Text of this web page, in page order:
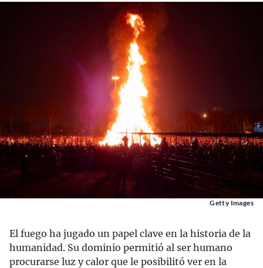
Getty Images
El fuego ha jugado un papel clave en la historia de la
humanidad. Su dominio permitió al ser humano
procurarse luz y calor que le posibilitó ver en la